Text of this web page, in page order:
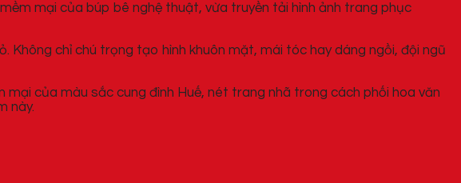
mại của búp bê nghệ thuật, vừa truyền tải hình ảnh trang phục
Không chỉ chú trọng tạo hình khuôn mặt, mái tóc hay dáng ngồi, đội ngũ
của màu sắc cung đình Huế, nét trang nhã trong cách phối hoa văn
này.